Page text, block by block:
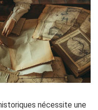
nécessite une